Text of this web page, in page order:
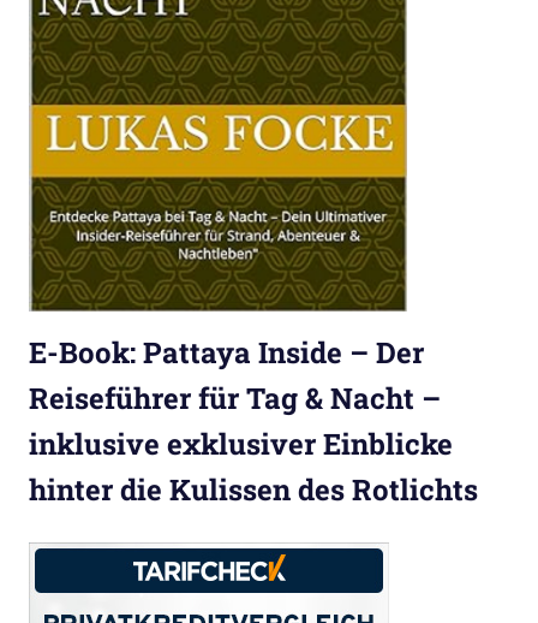
E-Book: Pattaya Inside – Der
Reiseführer für Tag & Nacht –
inklusive exklusiver Einblicke
hinter die Kulissen des Rotlichts